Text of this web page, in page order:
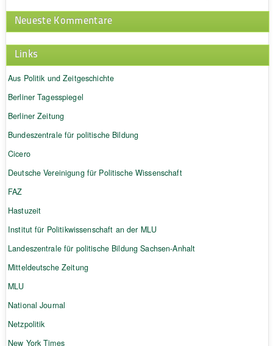
Neueste Kommentare
Links
Aus Politik und Zeitgeschichte
Berliner Tagesspiegel
Berliner Zeitung
Bundeszentrale für politische Bildung
Cicero
Deutsche Vereinigung für Politische Wissenschaft
FAZ
Hastuzeit
Institut für Politikwissenschaft an der MLU
Landeszentrale für politische Bildung Sachsen-Anhalt
Mitteldeutsche Zeitung
MLU
National Journal
Netzpolitik
New York Times